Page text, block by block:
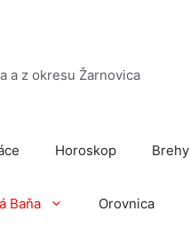
a z okresu Žarnovica
Horoskop Brehy
Baňa Orovnica